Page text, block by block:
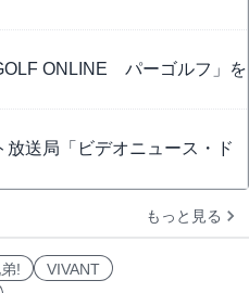
ONLINE パーゴルフ」を
送局「ビデオニュース・ド
もっと見る
!
VIVANT